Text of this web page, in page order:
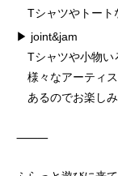
Tシャツやトート
▶︎ joint&jam
Tシャツや小物い
様々なアーティ
あるのでお楽しみ
⸻